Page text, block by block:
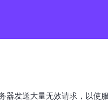
发送大量无效请求，以使